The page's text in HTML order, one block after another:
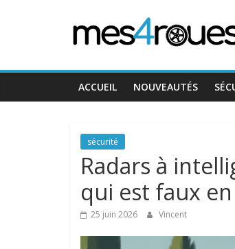
ACCUEIL NOUVEAUTÉS
sécurité
Radars à
qui est faux
25 juin 2026 Vincent